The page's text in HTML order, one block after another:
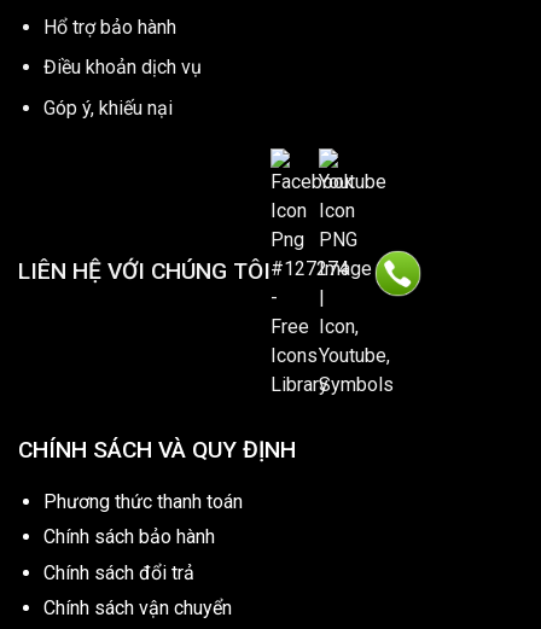
Hổ trợ bảo hành
Điều khoản dịch vụ
Góp ý, khiếu nại
LIÊN HỆ VỚI CHÚNG TÔI
CHÍNH SÁCH VÀ QUY ĐỊNH
Phương thức thanh toán
Chính sách bảo hành
Chính sách đổi trả
Chính sách vận chuyển